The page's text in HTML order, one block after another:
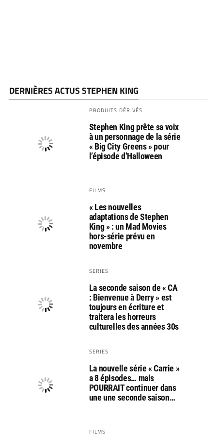
DERNIÈRES ACTUS STEPHEN KING
PRODUITS DÉRIVÉS
Stephen King prête sa voix
à un personnage de la série
« Big City Greens » pour
l’épisode d’Halloween
FILMS
« Les nouvelles
adaptations de Stephen
King » : un Mad Movies
hors-série prévu en
novembre
SERIES
La seconde saison de « CA
: Bienvenue à Derry » est
toujours en écriture et
traitera les horreurs
culturelles des années 30s
SERIES
La nouvelle série « Carrie »
a 8 épisodes… mais
POURRAIT continuer dans
une une seconde saison…
FILMS